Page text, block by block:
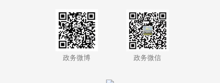
政务微博 政务微信